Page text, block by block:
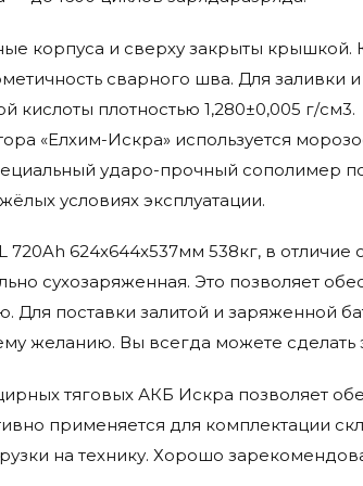
корпуса и сверху закрыты
сварного шва. Для заливки
кислоты плотностью 1,280±0,005 г/см3.
«Елхим-Искра» используется
ударо-прочный сополимер
условиях эксплуатации.
720Ah 624x644x537мм 538кг, в
сухозаряженная. Это позволяет
Для поставки залитой и заряженной
желанию. Вы всегда можете сделать
тяговых АКБ Искра позволяет
применяется для комплектации
на технику. Хорошо